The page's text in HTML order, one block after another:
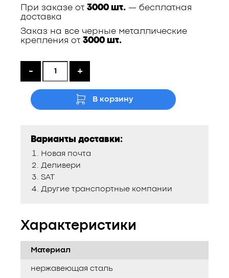
При заказе от 3000 шт. — бесплатная
доставка
Заказ на все черные металлические
крепления от 3000 шт.
- +
В корзину
Варианты доставки:
Новая почта
Деливери
SAT
Другие транспортные компании
Характеристики
Материал
нержавеющая сталь